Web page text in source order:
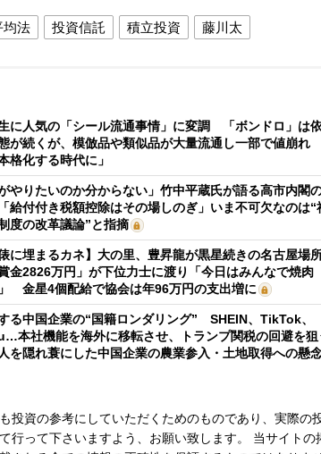
均法 投資信託 積立投資 藤川太
に人気の「シール流通事情」に変調 「ボンドロ」は
が続くが、模倣品や類似品が大量流通し一部で値崩
格化する時代に」
やりたいのか分からない」竹中平蔵氏が語る高市内閣
付付き税額控除はその場しのぎ」いま不可欠なのは“
度の改革議論”と指摘
に埋まるカネ】大の里、豊昇龍が黒星続きの名古屋場
金2826万円」が下位力士に渡り「今日はみんなで焼肉
金星4個配給で協会は年96万円の支出増に
る中国企業の“国籍ロンダリング” SHEIN、TikTok、
本社機能を海外に移転させ、トランプ関税の回避を
を隠れ蓑にした中国企業の農業参入・土地取得への懸
投資の参考にしていただくためのものであり、実際の
行って下さいますよう、お願い致します。 当サイトの